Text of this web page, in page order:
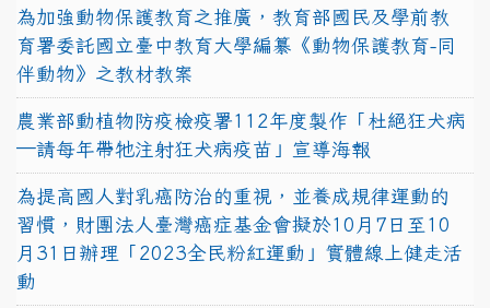
為加強動物保護教育之推廣，教育部國民及學前教
育署委託國立臺中教育大學編纂《動物保護教育-同
伴動物》之教材教案
農業部動植物防疫檢疫署112年度製作「杜絕狂犬病
—請每年帶牠注射狂犬病疫苗」宣導海報
為提高國人對乳癌防治的重視，並養成規律運動的
習慣，財團法人臺灣癌症基金會擬於10月7日至10
月31日辦理「2023全民粉紅運動」實體線上健走活
動